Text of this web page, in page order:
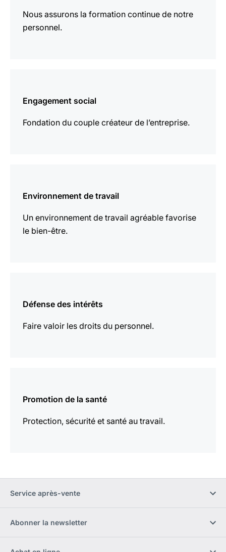
Nous assurons la formation continue de notre
personnel.
Engagement social
Fondation du couple créateur de l’entreprise.
plus
Environnement de travail
Un environnement de travail agréable favorise
le bien-être.
plus
Défense des intérêts
Faire valoir les droits du personnel.
plus
Promotion de la santé
Protection, sécurité et santé au travail.
plus
Service après-vente
Abonner la newsletter